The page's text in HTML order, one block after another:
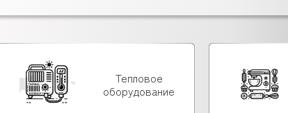
Тепловое
оборудование